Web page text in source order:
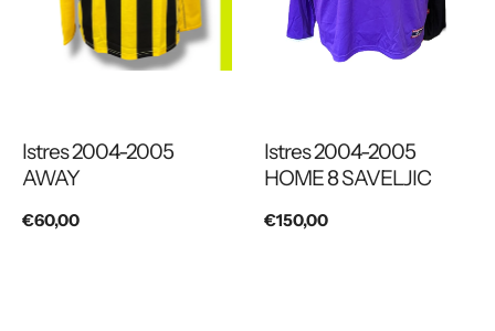
Istres 2004-2005
AWAY
Prix
€60,00
Istres 2004-2005
HOME 8 SAVELJIC
Prix
€150,00